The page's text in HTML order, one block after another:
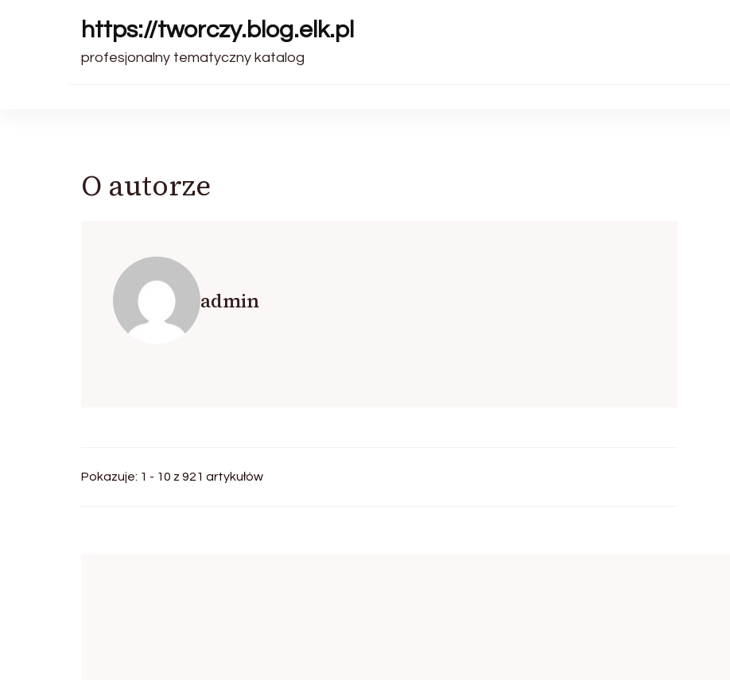
https://tworczy.blog.elk.pl
profesjonalny tematyczny katalog
O autorze
admin
Pokazuje: 1 - 10 z 921 artykułów